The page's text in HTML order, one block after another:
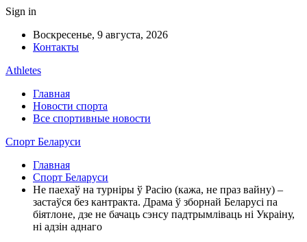
Sign in
Воскресенье, 9 августа, 2026
Контакты
Athletes
Главная
Новости спорта
Все спортивные новости
Спорт Беларуси
Главная
Спорт Беларуси
Не паехаў на турніры ў Расію (кажа, не праз вайну) –
застаўся без кантракта. Драма ў зборнай Беларусі па
біятлоне, дзе не бачаць сэнсу падтрымліваць ні Украіну,
ні адзін аднаго